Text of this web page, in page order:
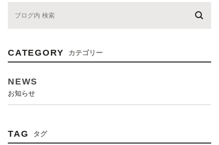
CATEGORY カテゴリー
NEWS
お知らせ
TAG タグ